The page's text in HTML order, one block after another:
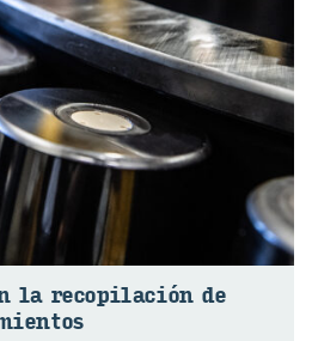
la re­co­pi­la­ción de